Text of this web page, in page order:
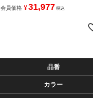
会員価格 ¥31,977 税込
品番
カラー